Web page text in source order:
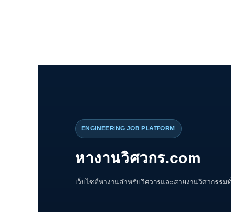
ENGINEERING JOB PLATFORM
หางานวิศวกร.com
เว็บไซต์หางานสำหรับวิศวกรและสายงานวิศวกรรม